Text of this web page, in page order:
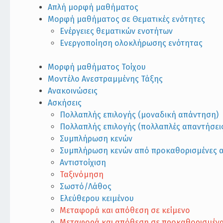
Απλή μορφή μαθήματος
Μορφή μαθήματος σε Θεματικές ενότητες
Ενέργειες θεματικών ενοτήτων
Ενεργοποίηση ολοκλήρωσης ενότητας
Μορφή μαθήματος Τοίχου
Μοντέλο Ανεστραμμένης Τάξης
Ανακοινώσεις
Ασκήσεις
Πολλαπλής επιλογής (μοναδική απάντηση)
Πολλαπλής επιλογής (πολλαπλές
Συμπλήρωση κενών
Συμπλήρωση κενών από προκαθορισμένες
Αντιστοίχιση
Ταξινόμηση
Σωστό/Λάθος
Ελεύθερου κειμένου
Μεταφορά και απόθεση σε κείμενο